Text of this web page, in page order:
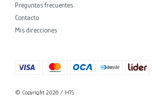
Preguntas frecuentes
Contacto
Mis direcciones
© Copyright 2026 / HTS